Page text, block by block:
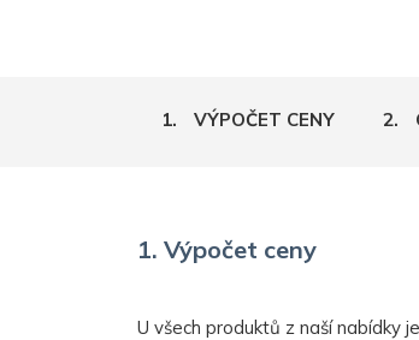
1. VÝPOČET CENY 2.
1. Výpočet ceny
U všech produktů z naší nabídky